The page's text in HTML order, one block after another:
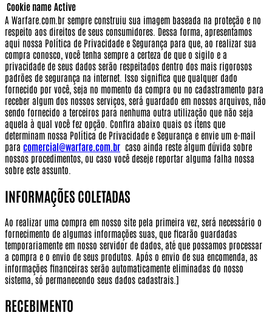
Cookie name Active
A Warfare.com.br sempre construiu sua imagem baseada na proteção e no
respeito aos direitos de seus consumidores. Dessa forma, apresentamos
aqui nossa Política de Privacidade e Segurança para que, ao realizar sua
compra conosco, você tenha sempre a certeza de que o sigilo e a
privacidade de seus dados serão respeitados dentro dos mais rigorosos
padrões de segurança na internet. Isso significa que qualquer dado
fornecido por você, seja no momento da compra ou no cadastramento para
receber algum dos nossos serviços, será guardado em nossos arquivos, não
sendo fornecido a terceiros para nenhuma outra utilização que não seja
aquela à qual você fez opção. Confira abaixo quais os itens que
determinam nossa Política de Privacidade e Segurança e envie um e-mail
para comercial@warfare.com.br caso ainda reste algum dúvida sobre
nossos procedimentos, ou caso você deseje reportar alguma falha nossa
sobre este assunto.
INFORMAÇÕES COLETADAS
Ao realizar uma compra em nosso site pela primeira vez, será necessário o
fornecimento de algumas informações suas, que ficarão guardadas
temporariamente em nosso servidor de dados, até que possamos processar
a compra e o envio de seus produtos. Após o envio de sua encomenda, as
informações financeiras serão automaticamente eliminadas do nosso
sistema, só permanecendo seus dados cadastrais.]
RECEBIMENTO